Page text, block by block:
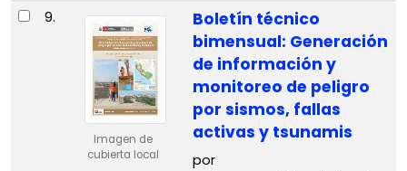
9.
Imagen de
cubierta local
Boletín técnico
bimensual: Generación
de información y
monitoreo de peligro
por sismos, fallas
activas y tsunamis
por